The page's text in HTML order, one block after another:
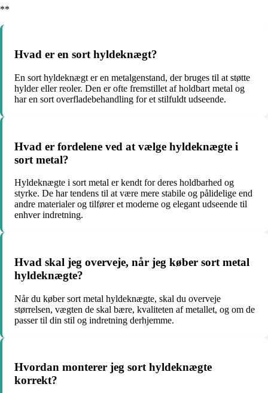
**
Hvad er en sort hyldeknægt?
En sort hyldeknægt er en metalgenstand, der bruges til at støtte
hylder eller reoler. Den er ofte fremstillet af holdbart metal og
har en sort overfladebehandling for et stilfuldt udseende.
Hvad er fordelene ved at vælge hyldeknægte i
sort metal?
Hyldeknægte i sort metal er kendt for deres holdbarhed og
styrke. De har tendens til at være mere stabile og pålidelige end
andre materialer og tilfører et moderne og elegant udseende til
enhver indretning.
Hvad skal jeg overveje, når jeg køber sort metal
hyldeknægte?
Når du køber sort metal hyldeknægte, skal du overveje
størrelsen, vægten de skal bære, kvaliteten af metallet, og om de
passer til din stil og indretning derhjemme.
Hvordan monterer jeg sort hyldeknægte
korrekt?